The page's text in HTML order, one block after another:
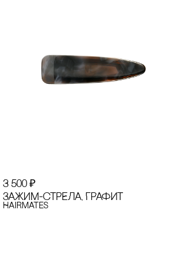
3 500 ₽
ЗАЖИМ-сТРЕЛА, ГРАФИТ
Hairmates